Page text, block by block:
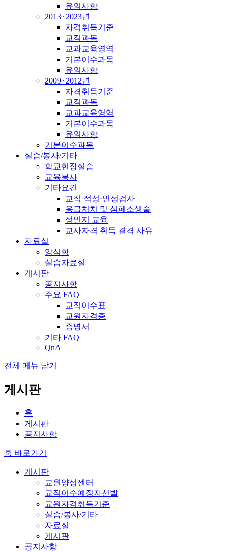
유의사항
2013~2023년
자격취득기준
교직과목
교과교육영역
기본이수과목
유의사항
2009~2012년
자격취득기준
교직과목
교과교육영역
기본이수과목
유의사항
기본이수과목
실습/봉사/기타
학교현장실습
교육봉사
기타요건
교직 적성·인성검사
응급처치 및 심폐소생술
성인지 교육
교사자격 취득 결격 사유
자료실
양식함
실습자료실
게시판
공지사항
주요 FAQ
교직이수표
교원자격증
증명서
기타 FAQ
QnA
전체 메뉴 닫기
게시판
홈
게시판
공지사항
홈 바로가기
게시판
교원양성센터
교직이수예정자선발
교원자격취득기준
실습/봉사/기타
자료실
게시판
공지사항